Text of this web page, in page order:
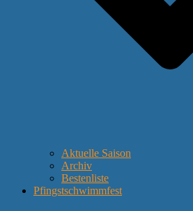
Aktuelle Saison
Archiv
Bestenliste
Pfingstschwimmfest